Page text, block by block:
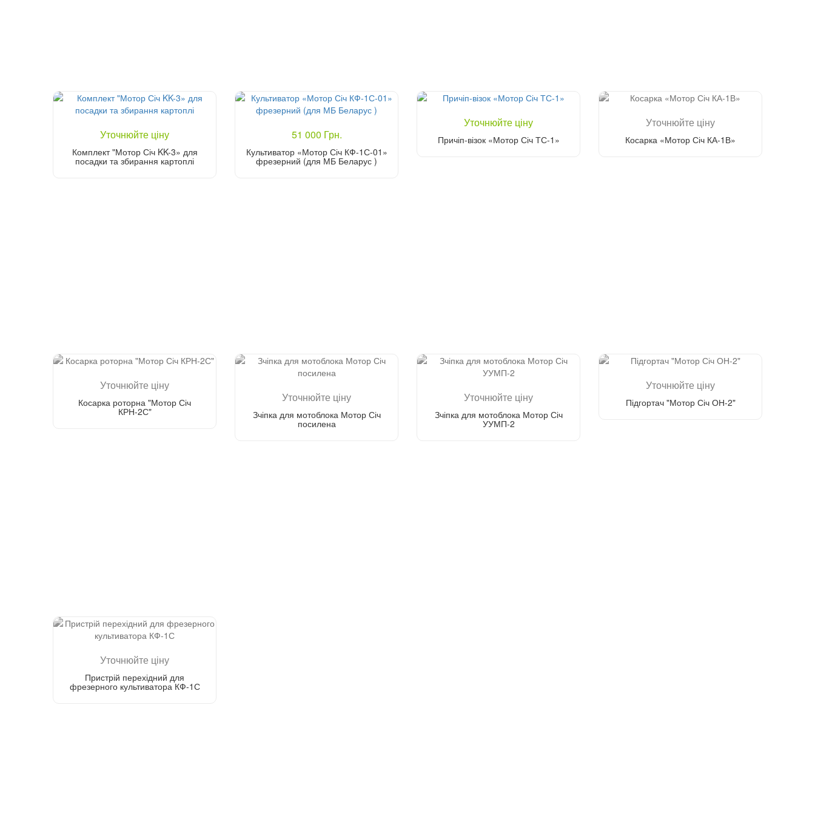
Уточнюйте ціну
Комплект "Мотор Січ KK-3» для
посадки та збирання картоплі
51 000 Грн.
Культиватор «Мотор Січ КФ-1С-01»
фрезерний (для МБ Беларус )
Уточнюйте ціну
Причіп-візок «Мотор Січ ТС-1»
Уточнюйте ціну
Косарка «Мотор Січ КА-1В»
Уточнюйте ціну
Косарка роторна "Мотор Січ
КРН-2С"
Уточнюйте ціну
Зчіпка для мотоблока Мотор Січ
посилена
Уточнюйте ціну
Зчіпка для мотоблока Мотор Січ
УУМП-2
Уточнюйте ціну
Підгортач "Мотор Січ ОН-2"
Уточнюйте ціну
Пристрій перехідний для
фрезерного культиватора КФ-1С